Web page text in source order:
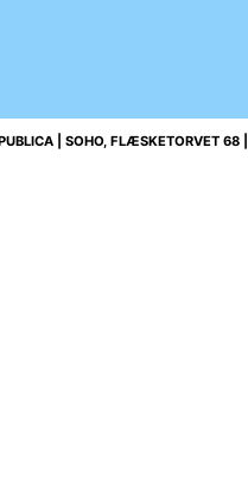
| SOHO, FLÆSKETORVET 68